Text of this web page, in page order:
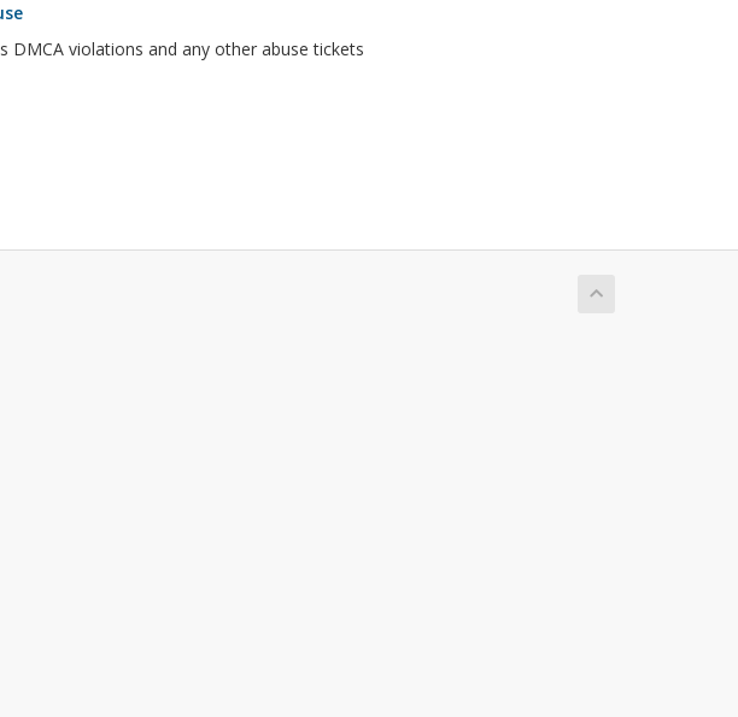
DMCA violations and any other abuse tickets